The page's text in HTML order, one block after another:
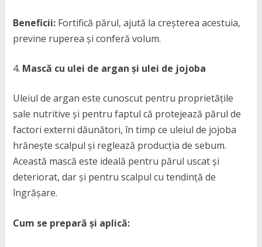
Beneficii:Fortifică părul, ajută la creșterea acestuia,
previne ruperea și conferă volum.
Mască cu ulei de argan și ulei de jojoba
Uleiul de argan este cunoscut pentru proprietățile
sale nutritive și pentru faptul că protejează părul de
factori externi dăunători, în timp ce uleiul de jojoba
hrănește scalpul și reglează producția de sebum.
Această mască este ideală pentru părul uscat și
deteriorat, dar și pentru scalpul cu tendință de
îngrășare.
Cum se prepară și aplică: